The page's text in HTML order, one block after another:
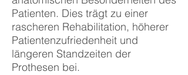
Patienten. Dies trägt zu einer
rascheren Rehabilitation, höherer
Patientenzufriedenheit und
längeren Standzeiten der
Prothesen bei.